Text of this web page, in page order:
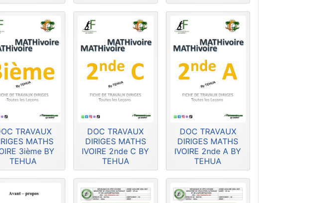
TRAVAUX
MATHS
3ième BY
TEHUA
DOC TRAVAUX
DIRIGES MATHS
IVOIRE 2nde C BY
TEHUA
DOC TRAVAUX
DIRIGES MATHS
IVOIRE 2nde A BY
TEHUA